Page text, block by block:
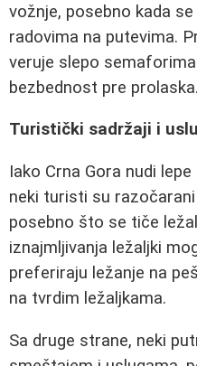
vožnje, posebno kada
radovima na putevima.
veruje slepo
bezbednost pre prolaska.
Turistički sadržaji i
Iako Crna Gora nudi
neki turisti su
posebno što se tiče
iznajmljivanja ležaljki
preferiraju ležanje na
na tvrdim ležaljkama.
Sa druge strane, neki